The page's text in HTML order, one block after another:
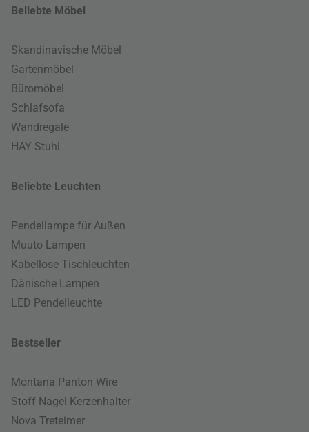
Beliebte Möbel
Skandinavische Möbel
Gartenmöbel
Büromöbel
Schlafsofa
Wandregale
HAY Stuhl
Beliebte Leuchten
Pendellampe für Außen
Muuto Lampen
Kabellose Tischleuchten
Dänische Lampen
LED Pendelleuchte
Bestseller
Montana Panton Wire
Stoff Nagel Kerzenhalter
Nova Treteimer